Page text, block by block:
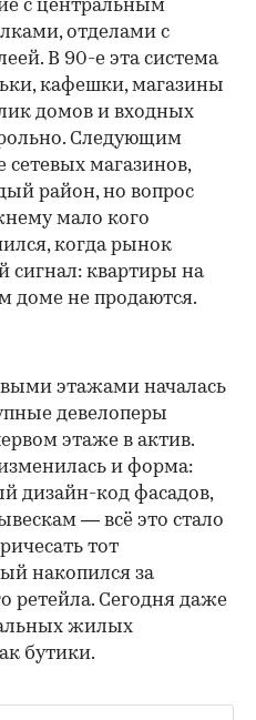
с центральным
отделами с
В 90-е эта система
кафешки, магазины
домов и входных
Следующим
сетевых магазинов,
район, но вопрос
мало кого
когда рынок
сигнал: квартиры на
доме не продаются.
этажами началась
девелоперы
этаже в актив.
и форма:
дизайн-код фасадов,
— всё это стало
тот
накопился за
ретейла. Сегодня даже
жилых
бутики.